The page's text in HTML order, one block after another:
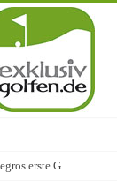
erste Golf-Commun